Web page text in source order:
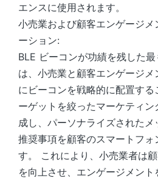
エンスに使用されます。
小売業および顧客エンゲージ
ーション:
BLE ビーコンが功績を残した
は、小売業と顧客エンゲージ
にビーコンを戦略的に配置す
ーゲットを絞ったマーケティ
成し、パーソナライズされたメ
推奨事項を顧客のスマートフォ
す。 これにより、小売業者は
を向上させ、エンゲージメン